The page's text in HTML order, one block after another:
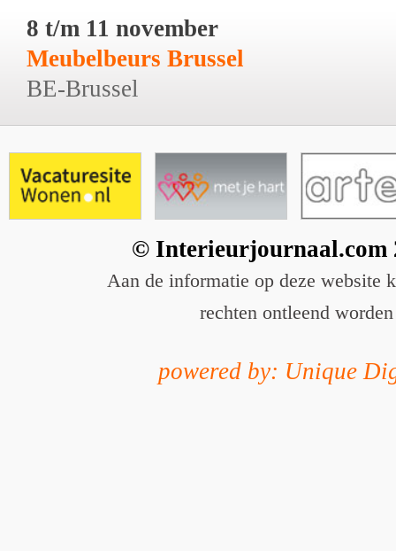
8 t/m 11 november
Meubelbeurs Brussel
BE-Brussel
© Interieurjournaal.com
Aan de informatie op deze website
rechten ontleend worden
powered by: Unique